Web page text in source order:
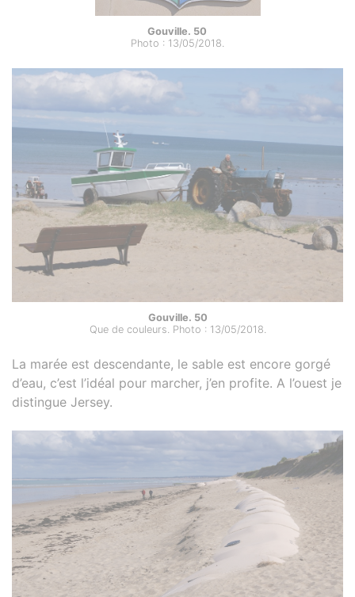
Gouville. 50
Photo : 13/05/2018.
Gouville. 50
Que de couleurs. Photo : 13/05/2018.
La marée est descendante, le sable est encore gorgé
d’eau, c’est l’idéal pour marcher, j’en profite. A l’ouest je
distingue Jersey.